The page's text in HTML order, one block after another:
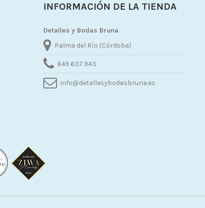
INFORMACIÓN DE LA TIENDA
Detalles y Bodas Bruna
Palma del Río (Córdoba)
649 637 943
info@detallesybodasbruna.es